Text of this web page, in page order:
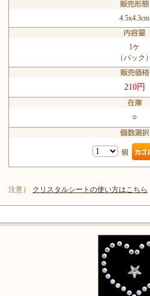
4.5x4.3cm
1ケ
（パック）
210円
○
個
注意） クリスタルシートの使い方はこちら